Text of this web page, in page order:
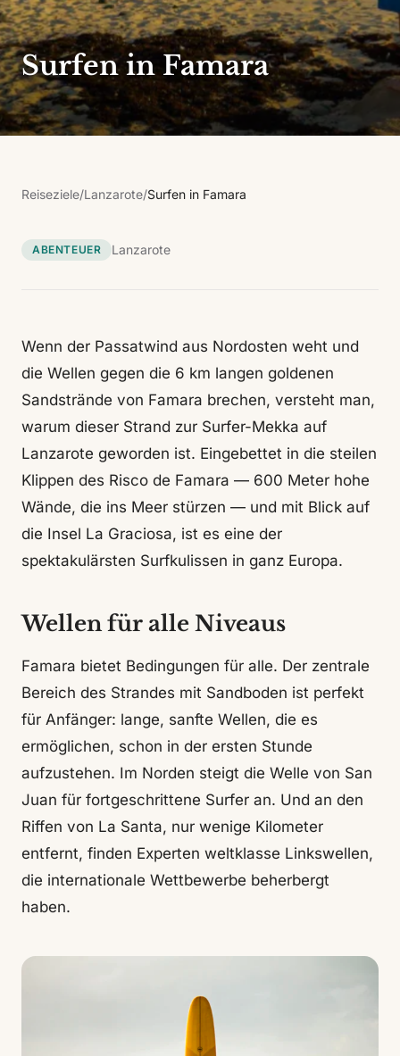
Surfen in Famara
Reiseziele/Lanzarote/Surfen in Famara
ABENTEUER Lanzarote
Wenn der Passatwind aus Nordosten weht und
die Wellen gegen die 6 km langen goldenen
Sandstrände von Famara brechen, versteht man,
warum dieser Strand zur Surfer-Mekka auf
Lanzarote geworden ist. Eingebettet in die steilen
Klippen des Risco de Famara — 600 Meter hohe
Wände, die ins Meer stürzen — und mit Blick auf
die Insel La Graciosa, ist es eine der
spektakulärsten Surfkulissen in ganz Europa.
Wellen für alle Niveaus
Famara bietet Bedingungen für alle. Der zentrale
Bereich des Strandes mit Sandboden ist perfekt
für Anfänger: lange, sanfte Wellen, die es
ermöglichen, schon in der ersten Stunde
aufzustehen. Im Norden steigt die Welle von San
Juan für fortgeschrittene Surfer an. Und an den
Riffen von La Santa, nur wenige Kilometer
entfernt, finden Experten weltklasse Linkswellen,
die internationale Wettbewerbe beherbergt
haben.